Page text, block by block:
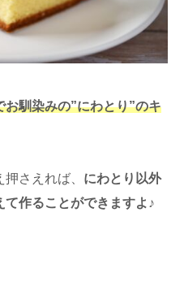
お馴染みの”にわとり”のキ
さえれば、 にわとり以外
作ることができますよ♪